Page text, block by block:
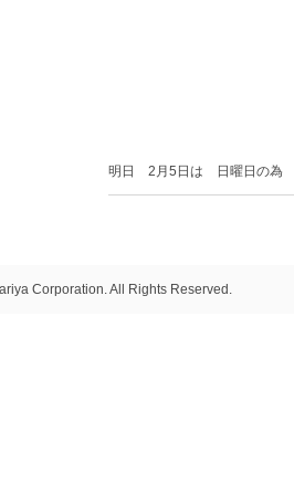
明日 2月5日は 日曜日の為
Corporation. All Rights Reserved.